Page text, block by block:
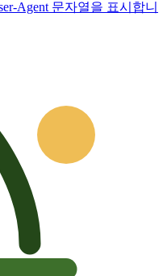
Agent 문자열을 표시합니